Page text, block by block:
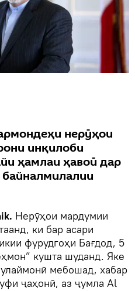
нерӯҳои
инқилоби
ҳамлаи ҳавоӣ дар
Нерӯҳои мардумии
ки бар асари
фурудгоҳи Бағдод, 5
кушта шуданд. Яке
мебошад, хабар
ҷаҳонӣ, аз ҷумла Al